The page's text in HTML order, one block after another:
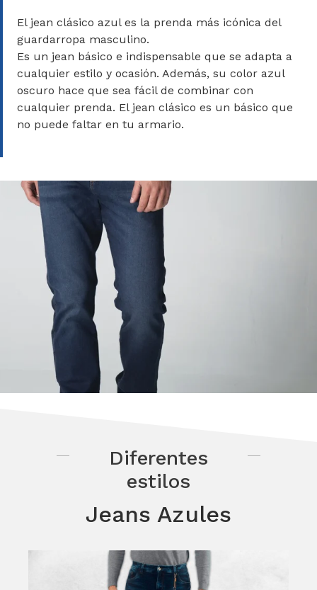
El jean clásico azul es la prenda más icónica del
guardarropa masculino.
Es un jean básico e indispensable que se adapta a
cualquier estilo y ocasión. Además, su color azul
oscuro hace que sea fácil de combinar con
cualquier prenda. El jean clásico es un básico que
no puede faltar en tu armario.
Diferentes
estilos
Jeans Azules